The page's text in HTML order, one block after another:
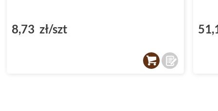
8,73 zł/szt